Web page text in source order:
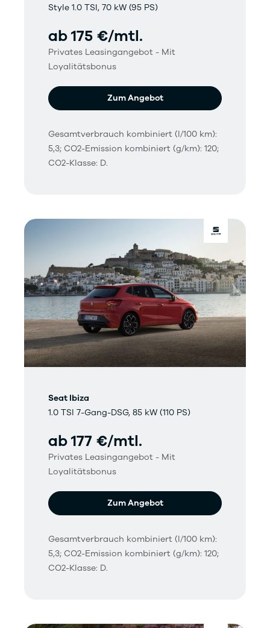
Style 1.0 TSI, 70 kW (95 PS)
ab 175 €/mtl.
Privates Leasingangebot - Mit
Loyalitätsbonus
Zum Angebot
Gesamtverbrauch kombiniert (l/100 km):
5,3; CO2-Emission kombiniert (g/km): 120;
CO2-Klasse: D.
Seat Ibiza
1.0 TSI 7-Gang-DSG, 85 kW (110 PS)
ab 177 €/mtl.
Privates Leasingangebot - Mit
Loyalitätsbonus
Zum Angebot
Gesamtverbrauch kombiniert (l/100 km):
5,3; CO2-Emission kombiniert (g/km): 120;
CO2-Klasse: D.